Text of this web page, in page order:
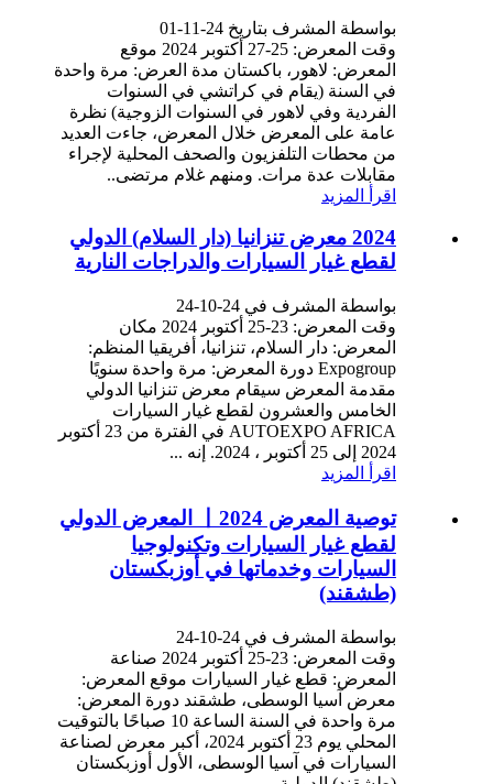
بواسطة المشرف بتاريخ 24-11-01
وقت المعرض: 25-27 أكتوبر 2024 موقع
المعرض: لاهور، باكستان مدة العرض: مرة واحدة
في السنة (يقام في كراتشي في السنوات
الفردية وفي لاهور في السنوات الزوجية) نظرة
عامة على المعرض خلال المعرض، جاءت العديد
من محطات التلفزيون والصحف المحلية لإجراء
مقابلات عدة مرات. ومنهم غلام مرتضى..
اقرأ المزيد
2024 معرض تنزانيا (دار السلام) الدولي
لقطع غيار السيارات والدراجات النارية
بواسطة المشرف في 24-10-24
وقت المعرض: 23-25 ​​أكتوبر 2024 مكان
المعرض: دار السلام، تنزانيا، أفريقيا المنظم:
Expogroup دورة المعرض: مرة واحدة سنويًا
مقدمة المعرض سيقام معرض تنزانيا الدولي
الخامس والعشرون لقطع غيار السيارات
AUTOEXPO AFRICA في الفترة من 23 أكتوبر
2024 إلى 25 أكتوبر ، 2024. إنه ...
اقرأ المزيد
توصية المعرض 丨2024 المعرض الدولي
لقطع غيار السيارات وتكنولوجيا
السيارات وخدماتها في أوزبكستان
(طشقند)
بواسطة المشرف في 24-10-24
وقت المعرض: 23-25 ​​أكتوبر 2024 صناعة
المعرض: قطع غيار السيارات موقع المعرض:
معرض آسيا الوسطى، طشقند دورة المعرض:
مرة واحدة في السنة الساعة 10 صباحًا بالتوقيت
المحلي يوم 23 أكتوبر 2024، أكبر معرض لصناعة
السيارات في آسيا الوسطى، الأول أوزبكستان